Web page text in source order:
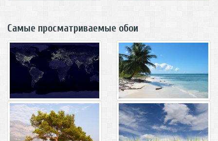
Самые просматриваемые обои